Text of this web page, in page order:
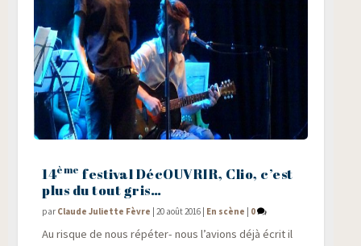
14ème festival DécOUVRIR, Clio, c’est
plus du tout gris…
par Claude Juliette Fèvre |20 août 2016 | En scène | 0
Au risque de nous répé­ter- nous l’avions déjà écrit il